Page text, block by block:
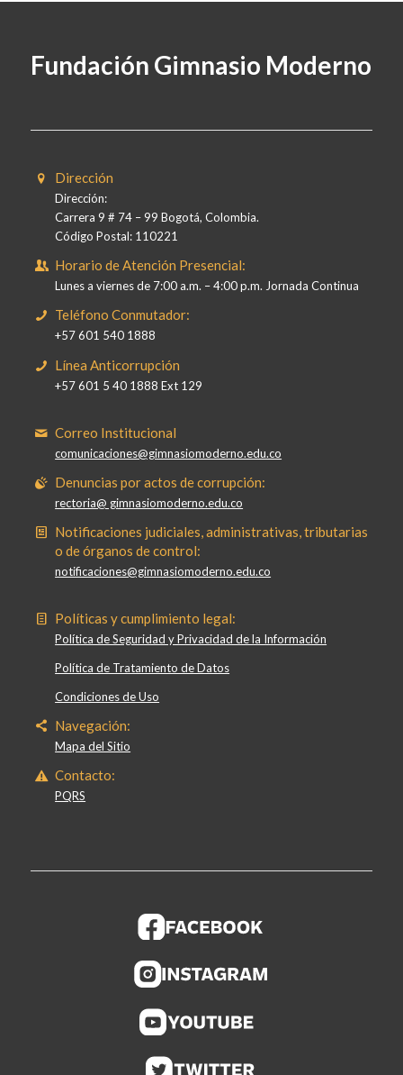
Fundación Gimnasio Moderno
Dirección
Dirección:
Carrera 9 # 74 – 99 Bogotá, Colombia.
Código Postal: 110221
Horario de Atención Presencial:
Lunes a viernes de 7:00 a.m. – 4:00 p.m. Jornada Continua
Teléfono Conmutador:
+57 601 540 1888
Línea Anticorrupción
+57 601 5 40 1888 Ext 129
Correo Institucional
comunicaciones@gimnasiomoderno.edu.co
Denuncias por actos de corrupción:
rectoria@ gimnasiomoderno.edu.co
Notificaciones judiciales, administrativas, tributarias
o de órganos de control:
notificaciones@gimnasiomoderno.edu.co
Políticas y cumplimiento legal:
Política de Seguridad y Privacidad de la Información
Política de Tratamiento de Datos
Condiciones de Uso
Navegación:
Mapa del Sitio
Contacto:
PQRS